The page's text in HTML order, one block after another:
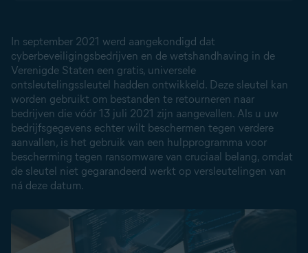
In september 2021 werd aangekondigd dat
cyberbeveiligingsbedrijven en de wetshandhaving in de
Verenigde Staten een gratis, universele
ontsleutelingssleutel hadden ontwikkeld. Deze sleutel kan
worden gebruikt om bestanden te retourneren naar
bedrijven die vóór 13 juli 2021 zijn aangevallen. Als u uw
bedrijfsgegevens echter wilt beschermen tegen verdere
aanvallen, is het gebruik van een hulpprogramma voor
bescherming tegen ransomware van cruciaal belang, omdat
de sleutel niet gegarandeerd werkt op versleutelingen van
ná deze datum.